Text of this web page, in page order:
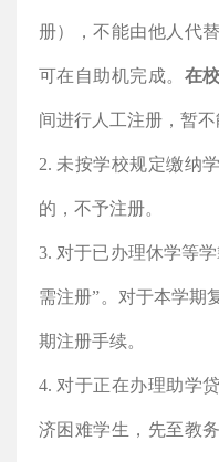
册），不能由他人代替
可在自助机完成。 在
间进行人工注册，暂
2. 未按学校规定缴纳
的，不予注册。
3. 对于已办理休学等
需注册”。对于本学期
期注册手续。
4. 对于正在办理助学
济困难学生，先至教